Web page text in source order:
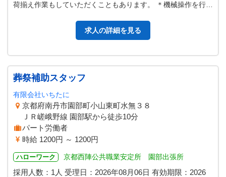
荷揃え作業もしていただくこともあります。 ＊機械操作を行う
求人の詳細を見る
葬祭補助スタッフ
有限会社いちたに
京都府南丹市園部町小山東町水無３８
ＪＲ嵯峨野線 園部駅から徒歩10分
パート労働者
時給 1200円 ～ 1200円
ハローワーク 京都西陣公共職業安定所 園部出張所
採用人数：1人 受理日： 2026年08月06日 有効期限： 2026